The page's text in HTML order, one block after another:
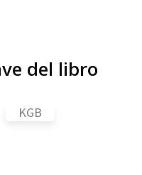
del libro
KGB